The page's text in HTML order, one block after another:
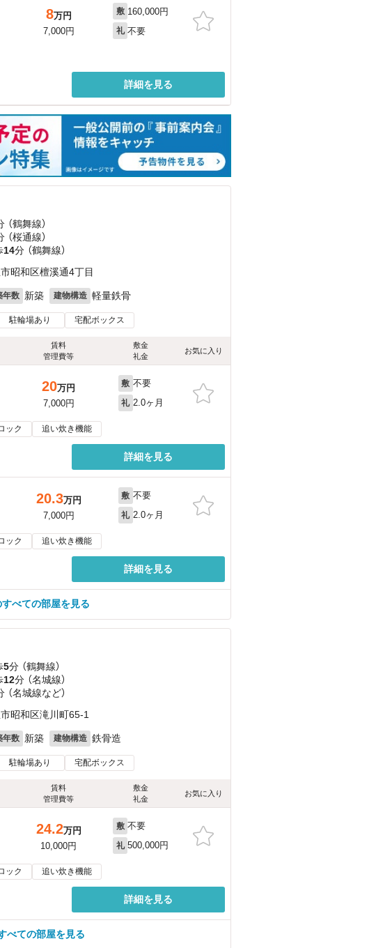
8万円
7,000円
敷 160,000円
礼 不要
詳細を見る
（鶴舞線）
（桜通線）
14分 （鶴舞線）
昭和区檀溪通4丁目
年数 新築 建物構造 軽量鉄骨
駐輪場あり 宅配ボックス
賃料
管理費等
敷金
礼金
お気に入り
20万円
7,000円
敷 不要
礼 2.0ヶ月
ック 追い炊き機能
詳細を見る
20.3万円
7,000円
敷 不要
礼 2.0ヶ月
ック 追い炊き機能
詳細を見る
べての部屋を見る
5分 （鶴舞線）
12分 （名城線）
（名城線など）
昭和区滝川町65-1
年数 新築 建物構造 鉄骨造
駐輪場あり 宅配ボックス
賃料
管理費等
敷金
礼金
お気に入り
24.2万円
10,000円
敷 不要
礼 500,000円
ック 追い炊き機能
詳細を見る
べての部屋を見る